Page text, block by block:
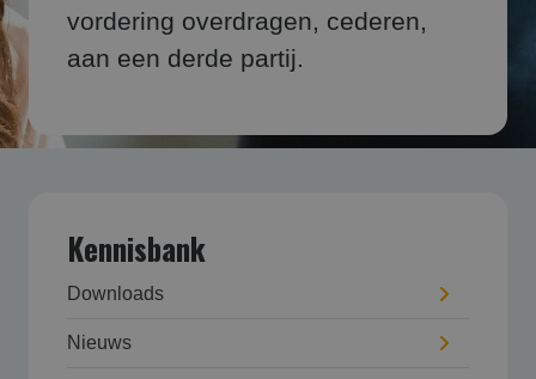
vordering overdragen, cederen,
aan een derde partij.
Kennisbank
Downloads
Nieuws